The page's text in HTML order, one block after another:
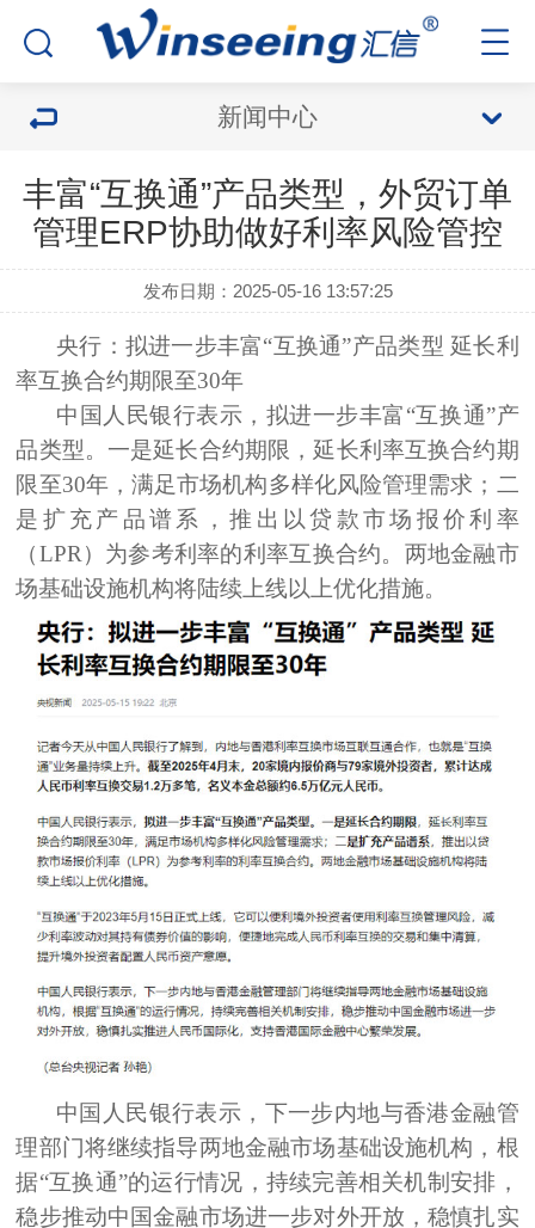
新闻中心
丰富“互换通”产品类型，外贸订单
管理ERP协助做好利率风险管控
发布日期：2025-05-16 13:57:25
央行：拟进一步丰富“互换通”产品类型 延长利
率互换合约期限至30年
中国人民银行表示，拟进一步丰富“互换通”产
品类型。一是延长合约期限，延长利率互换合约期
限至30年，满足市场机构多样化风险管理需求；二
是扩充产品谱系，推出以贷款市场报价利率
（LPR）为参考利率的利率互换合约。两地金融市
场基础设施机构将陆续上线以上优化措施。
中国人民银行表示，下一步内地与香港金融管
理部门将继续指导两地金融市场基础设施机构，根
据“互换通”的运行情况，持续完善相关机制安排，
稳步推动中国金融市场进一步对外开放，稳慎扎实